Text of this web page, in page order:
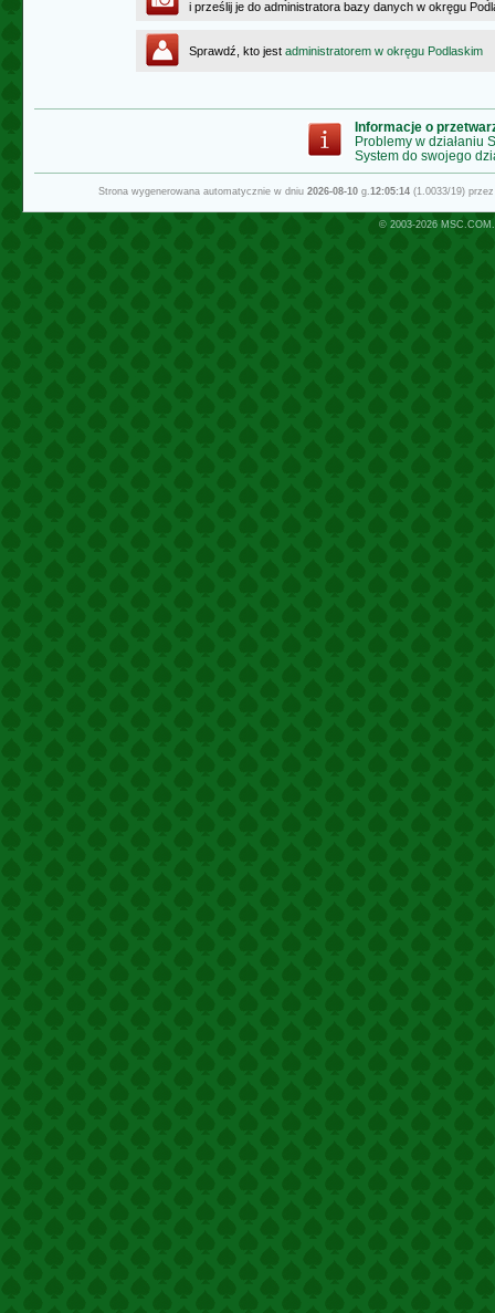
i prześlij je do administratora bazy danych w okręgu
Sprawdź, kto jest administratorem w okręgu Podlaskim
Informacje o
Problemy w działaniu
System do swojego
Strona wygenerowana automatycznie w dniu 2026-08-10g.12:05:14(1.0033/19)
© 2003-2026